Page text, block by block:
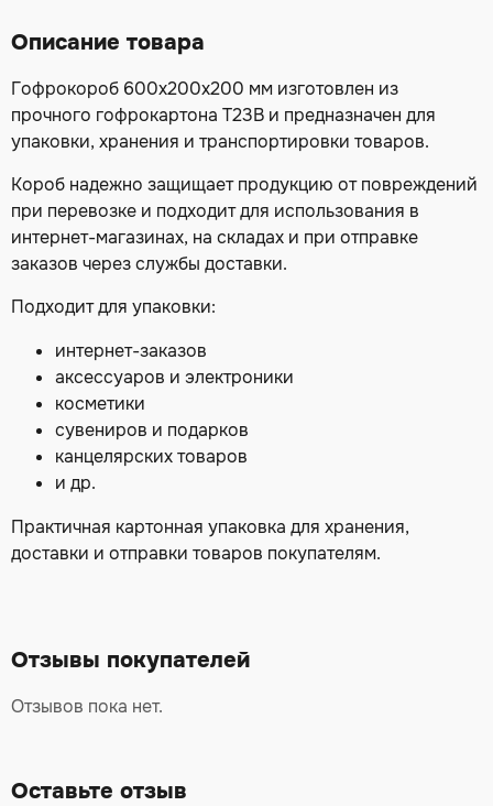
Описание товара
Гофрокороб 600х200х200 мм изготовлен из
прочного гофрокартона Т23В и предназначен для
упаковки, хранения и транспортировки товаров.
Короб надежно защищает продукцию от повреждений
при перевозке и подходит для использования в
интернет-магазинах, на складах и при отправке
заказов через службы доставки.
Подходит для упаковки:
интернет-заказов
аксессуаров и электроники
косметики
сувениров и подарков
канцелярских товаров
и др.
Практичная картонная упаковка для хранения,
доставки и отправки товаров покупателям.
Отзывы покупателей
Отзывов пока нет.
Оставьте отзыв